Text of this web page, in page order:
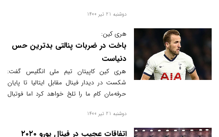
دوشنبه 21 تیر 1400
هری کین:
باخت در ضربات پنالتی بدترین حس
دنیاست
هری کین کاپیتان تیم ملی انگلیس گفت:
شکست در دیدار فینال مقابل ایتالیا تا پایان
حرفه‌مان کام ما را تلخ خواهد کرد اما فوتبال
دوشنبه 21 تیر 1400
اتفاقات عجیب در فینال یورو ۲۰۲۰